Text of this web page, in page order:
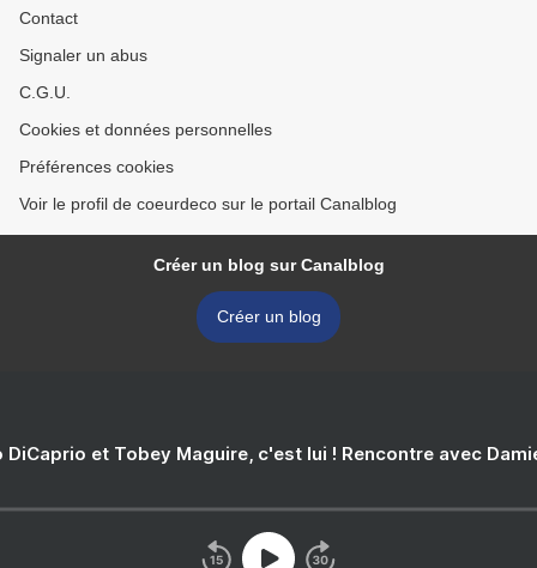
Contact
Signaler un abus
C.G.U.
Cookies et données personnelles
Préférences cookies
Voir le profil de coeurdeco sur le portail Canalblog
Créer un blog sur Canalblog
Créer un blog
DiCaprio et Tobey Maguire, c'est lui ! Rencontre avec